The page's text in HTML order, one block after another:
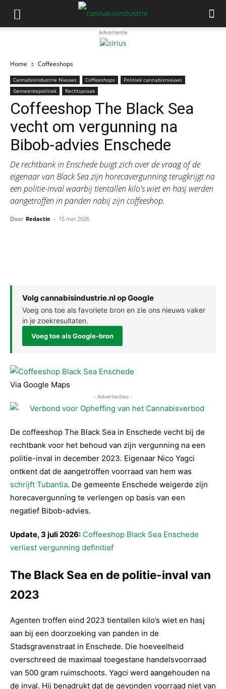
Advertentie
Home Coffeeshops
Cannabisindustrie Nieuws Coffeeshops
Politiek cannabisnieuws
Gemeentepolitiek
Rechtspraak
Coffeeshop The Black Sea
vecht om vergunning na
Bibob-advies Enschede
De rechtbank in Enschede buigt zich over de vraag of de
eigenaar van Black Sea zijn horecavergunning terugkrijgt na
een politie-inval waarbij tientallen kilo's wiet en hasj werden
aangetroffen in panden nabij zijn coffeeshop.
Door Redactie - 15 mei 2026
Volg cannabisindustrie.nl op Google
Voeg ons toe als favoriete bron en zie ons nieuws vaker
in je zoekresultaten.
Voeg toe als Google-bron
Via Google Maps
- Advertenties -
De coffeeshop The Black Sea in Enschede vecht bij de
rechtbank voor het behoud van zijn vergunning na een
politie-inval in december 2023. Eigenaar Nico Yagci
ontkent dat de aangetroffen voorraad van hem was
schrijft Tubantia. De gemeente Enschede weigerde zijn
horecavergunning te verlengen op basis van een
negatief Bibob-advies.
Update, 3 juli 2026: Coffeeshop Black Sea Enschede
verliest vergunning definitief
The Black Sea en de politie-inval van
2023
Agenten troffen eind 2023 tientallen kilo’s wiet en hasj
aan bij een doorzoeking van panden in de
Stadsgravenstraat in Enschede. Die hoeveelheid
overschreed de maximaal toegestane handelsvoorraad
van 500 gram ruimschoots. Yagci werd aangehouden na
de inval. Hij benadrukt dat de gevonden voorraad niet van